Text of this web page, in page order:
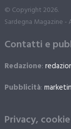
© Copyright 2026.
Sardegna Magazine -
Contatti e
Redazione:
Pubblicità:
Privacy,